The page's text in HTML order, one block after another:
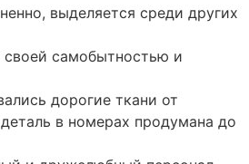
выделяется среди других
своей самобытностью и
дорогие ткани от
в номерах продумана до